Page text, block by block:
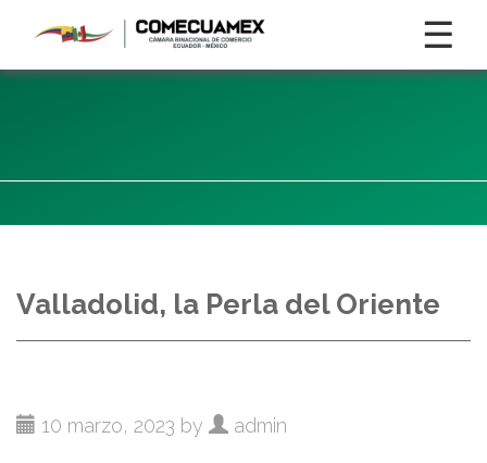
☰
Valladolid, la Perla del Oriente
10 marzo, 2023 by admin